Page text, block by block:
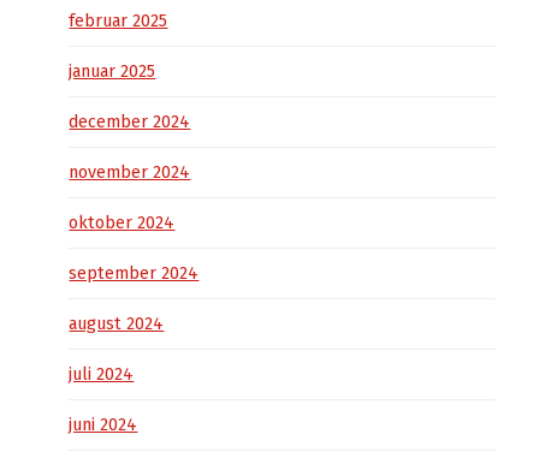
februar 2025
januar 2025
december 2024
november 2024
oktober 2024
september 2024
august 2024
juli 2024
juni 2024